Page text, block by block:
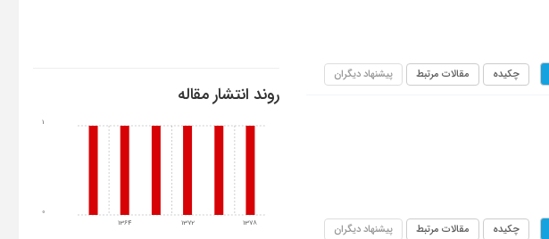
چکیده مقالات مرتبط پیشنهاد دیگران
چکیده مقالات مرتبط پیشنهاد دیگران
روند انتشار مقاله
1364 1372 1378
0
1